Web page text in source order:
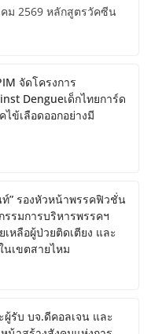
คม 2569 หลักสูตรวัคซีน
จัดโครงการ
Dengueเด็กไทยการ์ด
ไข้เลือดออกอย่างมี
ท์” รองหัวหน้าพรรคฟิวชั่น
รมการบริหารพรรคฯ
หลือผู้ป่วยติดเตียง และ
นเขตสายไหม
ผู้รับ บจ.ดีคอลเจน และ